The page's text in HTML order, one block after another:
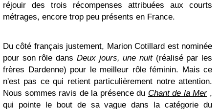
réjouir des trois récompenses attribuées aux courts
métrages, encore trop peu présents en France.
Du côté français justement, Marion Cotillard est nominée
pour son rôle dans Deux jours, une nuit(réalisé par les
frères Dardenne) pour le meilleur rôle féminin. Mais ce
n'est pas ce qui retient particulièrement notre attention.
Nous sommes ravis de la présence du Chant de la Mer,
qui pointe le bout de sa vague dans la catégorie du